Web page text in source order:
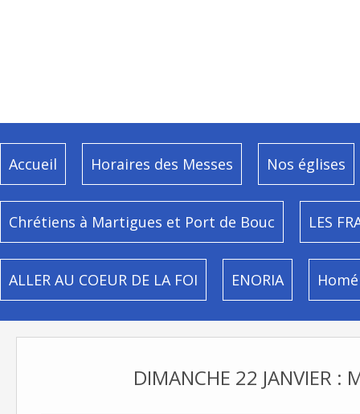
Accueil Horaires des Messes Nos églises
Chrétiens à Martigues et Port de Bouc LES
ALLER AU COEUR DE LA FOI ENORIA
DIMANCHE 22 JANVIER :